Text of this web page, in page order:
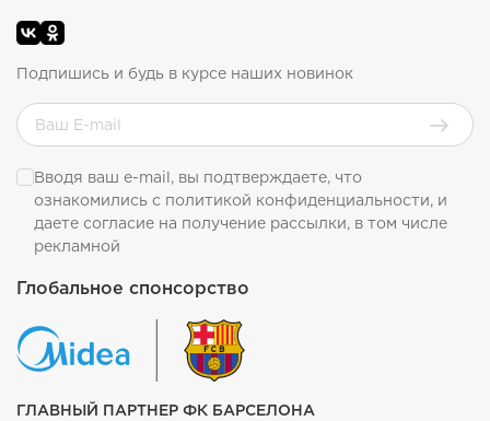
Глобальное спонсорство
ГЛАВНЫЙ ПАРТНЕР ФК БАРСЕЛОНА
Подпишись и будь в курсе наших новинок
Вводя ваш e-mail, вы подтверждаете, что
ознакомились с политикой конфиденциальности, и
даете согласие на получение рассылки, в том числе
рекламной